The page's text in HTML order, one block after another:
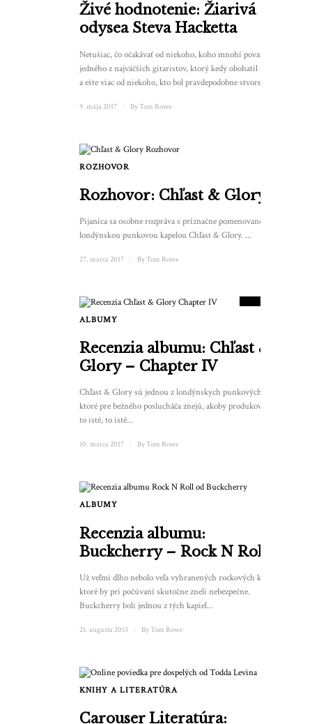
Živé hodnotenie: Žiarivá
odysea Steva Hacketta
Netušiac, čo očakávať od niekoho, koho mnohí považujú za
jedného z najväčších gitaristov, ktorý kedy obohatil hudbu,
a ešte viac od niekoho, kto bol pravdepodobne stvorený z ...
9. mája 2017 ByTom Rowe
ROZHOVOR
Rozhovor: Chľast & Glory
Pijanica sa osobne rozpráva s príznačne pomenovanou
londýnskou punkovou kapelou Chľast & Glory. ...
27. marca 2017 ByTom Rowe
SKÓRE
ALBUMY
Recenzia albumu: Chľast &
Glory – Chapter IV
Chľast & Glory sú jednou z londýnskych punkových kapiel,
ktoré pre bežného poslucháča znejú, akoby produkovali stále
to isté, to isté...
10. marca 2017 ByTom Rowe
ALBUMY
Recenzia albumu:
Buckcherry – Rock N Roll
Už veľmi dlho nebolo veľa vyhranených rockových kapiel,
ktoré by pri počúvaní skutočne zneli nebezpečne.
Buckcherry boli jednou z tých kapiel...
21. augusta 2015 ByTom Rowe
KNIHY A LITERATÚRA
Carouser Literatúra: